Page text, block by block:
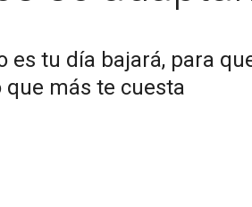
es tu día bajará, para
que más te cuesta